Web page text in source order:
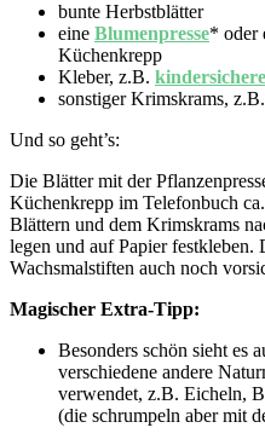
bunte Herbstblätter
eine Blumenpresse* oder
Küchenkrepp
Kleber, z.B.
sonstiger Krimskrams,
Und so geht’s:
Die Blätter mit der
Küchenkrepp im Telefonbuch
Blättern und dem Krimskrams
legen und auf Papier
Wachsmalstiften auch noch
Magischer Extra-Tipp:
Besonders schön sieht es
verschiedene andere
verwendet, z.B. Eicheln,
(die schrumpeln aber mit